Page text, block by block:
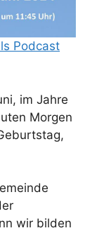
Podcast
im Jahre
Morgen
wir bilden